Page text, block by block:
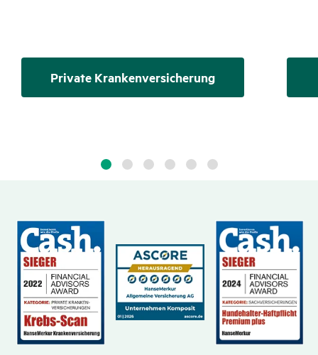
Private Krankenversicherung